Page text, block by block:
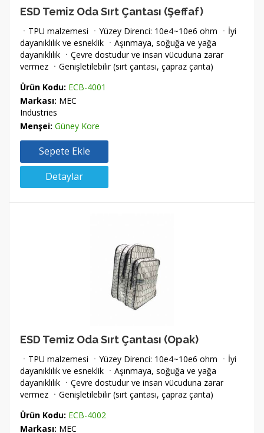
ESD Temiz Oda Sırt Çantası (Şeffaf)
ㆍTPU malzemesi ㆍYüzey Direnci: 10e4~10e6 ohm ㆍİyi
dayanıklılık ve esneklik ㆍAşınmaya, soğuğa ve yağa
dayanıklılık ㆍÇevre dostudur ve insan vücuduna zarar
vermez ㆍGenişletilebilir (sırt çantası, çapraz çanta)
Ürün Kodu: ECB-4001
Markası: MEC
Industries
Menşei: Güney Kore
Sepete Ekle
Detaylar
ESD Temiz Oda Sırt Çantası (Opak)
ㆍTPU malzemesi ㆍYüzey Direnci: 10e4~10e6 ohm ㆍİyi
dayanıklılık ve esneklik ㆍAşınmaya, soğuğa ve yağa
dayanıklılık ㆍÇevre dostudur ve insan vücuduna zarar
vermez ㆍGenişletilebilir (sırt çantası, çapraz çanta)
Ürün Kodu: ECB-4002
Markası: MEC